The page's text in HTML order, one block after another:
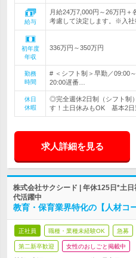
給与
月給24万7,000円～26万円
考慮して決定します。※入社
初年度
年収
336万円～350万円
勤務
時間
# ＜シフト制＞早勤／09:00
20:00遅番…
休日
休暇
◎完全週休2日制（シフト制
す！土日休みもOK 基本2日
求人詳細を見る
株式会社サクシード | 年休125日*土
代活躍中
教育・保育業界特化の【人材コ
正社員 職種・業種未経験OK 急募
第二新卒歓迎 女性のおしごと掲載中